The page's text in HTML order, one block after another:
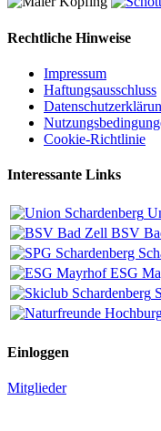
Rechtliche Hinweise
Impressum
Haftungsausschluss
Cookie-Richtlinie
Interessante Links
BSV
ESG
Einloggen
Mitglieder